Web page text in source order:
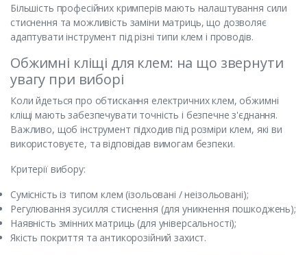
Більшість професійних кримперів мають налаштування сили
стиснення та можливість заміни матриць, що дозволяє
адаптувати інструмент під різні типи клем і проводів.
Обжимні кліщі для клем: на що звернути
увагу при виборі
Коли йдеться про обтискання електричних клем, обжимні
кліщі мають забезпечувати точність і безпечне з'єднання.
Важливо, щоб інструмент підходив під розміри клем, які ви
використовуєте, та відповідав вимогам безпеки.
Критерії вибору:
Сумісність із типом клем (ізольовані / неізольовані);
Регулювання зусилля стиснення (для уникнення пошкоджень);
Наявність змінних матриць (для універсальності);
Якість покриття та антикорозійний захист.